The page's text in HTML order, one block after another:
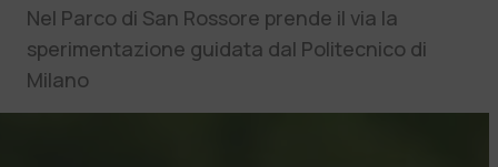
Nel Parco di San Rossore prende il via la
sperimentazione guidata dal Politecnico di
Milano